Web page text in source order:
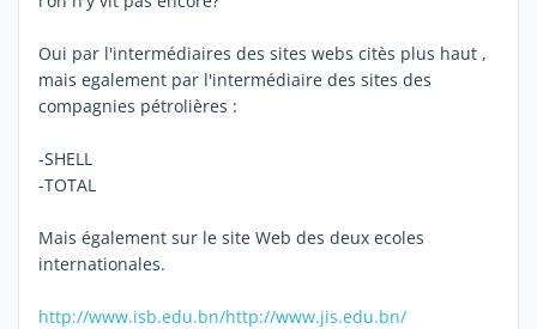
Oui par l'intermédiaires des sites webs citès plus haut ,
mais egalement par l'intermédiaire des sites des
compagnies pétrolières :
-SHELL
-TOTAL
Mais également sur le site Web des deux ecoles
internationales.
http://www.isb.edu.bn/http://www.jis.edu.bn/